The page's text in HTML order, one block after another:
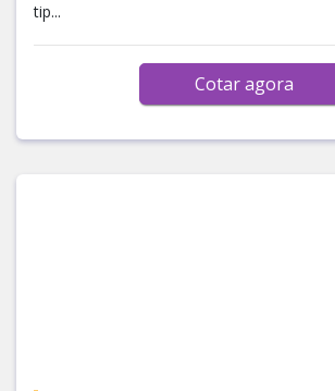
tip...
Cotar agora